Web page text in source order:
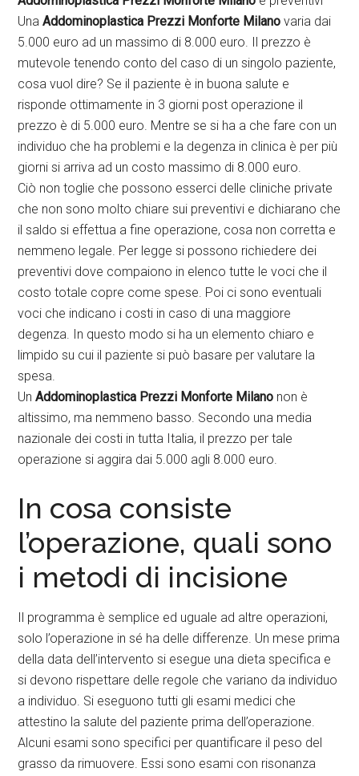
UnaAddominoplastica Prezzi Monforte Milano varia dai
5.000 euro ad un massimo di 8.000 euro. Il prezzo è
mutevole tenendo conto del caso di un singolo paziente,
cosa vuol dire? Se il paziente è in buona salute e
risponde ottimamente in 3 giorni post operazione il
prezzo è di 5.000 euro. Mentre se si ha a che fare con un
individuo che ha problemi e la degenza in clinica è per più
giorni si arriva ad un costo massimo di 8.000 euro.
Ciò non toglie che possono esserci delle cliniche private
che non sono molto chiare sui preventivi e dichiarano che
il saldo si effettua a fine operazione, cosa non corretta e
nemmeno legale. Per legge si possono richiedere dei
preventivi dove compaiono in elenco tutte le voci che il
costo totale copre come spese. Poi ci sono eventuali
voci che indicano i costi in caso di una maggiore
degenza. In questo modo si ha un elemento chiaro e
limpido su cui il paziente si può basare per valutare la
spesa.
UnAddominoplastica Prezzi Monforte Milano non è
altissimo, ma nemmeno basso. Secondo una media
nazionale dei costi in tutta Italia, il prezzo per tale
operazione si aggira dai 5.000 agli 8.000 euro.
In cosa consiste
l’operazione, quali sono
i metodi di incisione
Il programma è semplice ed uguale ad altre operazioni,
solo l’operazione in sé ha delle differenze. Un mese prima
della data dell’intervento si esegue una dieta specifica e
si devono rispettare delle regole che variano da individuo
a individuo. Si eseguono tutti gli esami medici che
attestino la salute del paziente prima dell’operazione.
Alcuni esami sono specifici per quantificare il peso del
grasso da rimuovere. Essi sono esami con risonanza